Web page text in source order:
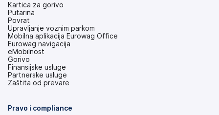
Kartica za gorivo
Putarina
Povrat
Upravljanje voznim parkom
Mobilna aplikacija Eurowag Office
Eurowag navigacija
eMobilnost
Gorivo
Finansijske usluge
Partnerske usluge
Zaštita od prevare
Pravo i compliance